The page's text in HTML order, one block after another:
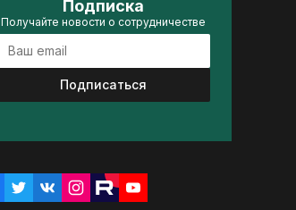
Подписка
Получайте новости о сотрудничестве
Подписаться